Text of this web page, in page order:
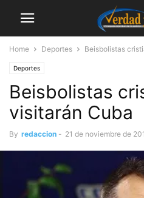
Home Deportes Beisbolistas
Deportes
Beisbolistas
visitarán Cuba
By redaccion - 21 de noviembre de